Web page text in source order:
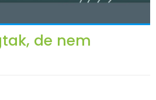
de nem